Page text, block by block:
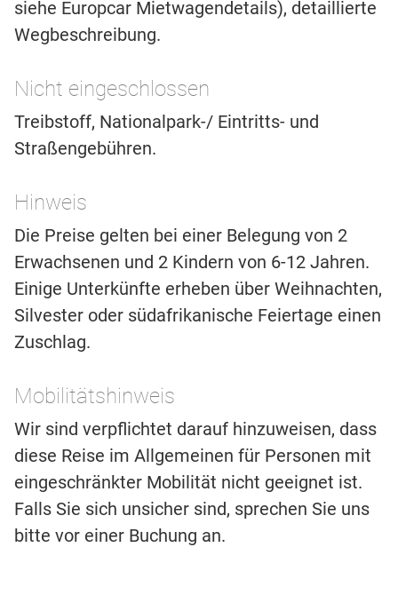
siehe Europcar Mietwagendetails), detaillierte
Wegbeschreibung.
Nicht eingeschlossen
Treibstoff, Nationalpark-/ Eintritts- und
Straßengebühren.
Hinweis
Die Preise gelten bei einer Belegung von 2
Erwachsenen und 2 Kindern von 6-12 Jahren.
Einige Unterkünfte erheben über Weihnachten,
Silvester oder südafrikanische Feiertage einen
Zuschlag.
Mobilitätshinweis
Wir sind verpflichtet darauf hinzuweisen, dass
diese Reise im Allgemeinen für Personen mit
eingeschränkter Mobilität nicht geeignet ist.
Falls Sie sich unsicher sind, sprechen Sie uns
bitte vor einer Buchung an.